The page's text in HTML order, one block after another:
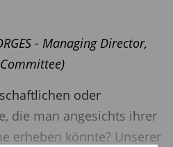
- Managing Director,
oder
die man angesichts ihrer
erheben könnte? Unserer